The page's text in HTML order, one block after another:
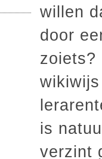
willen
door
zoiets?
is
verzint